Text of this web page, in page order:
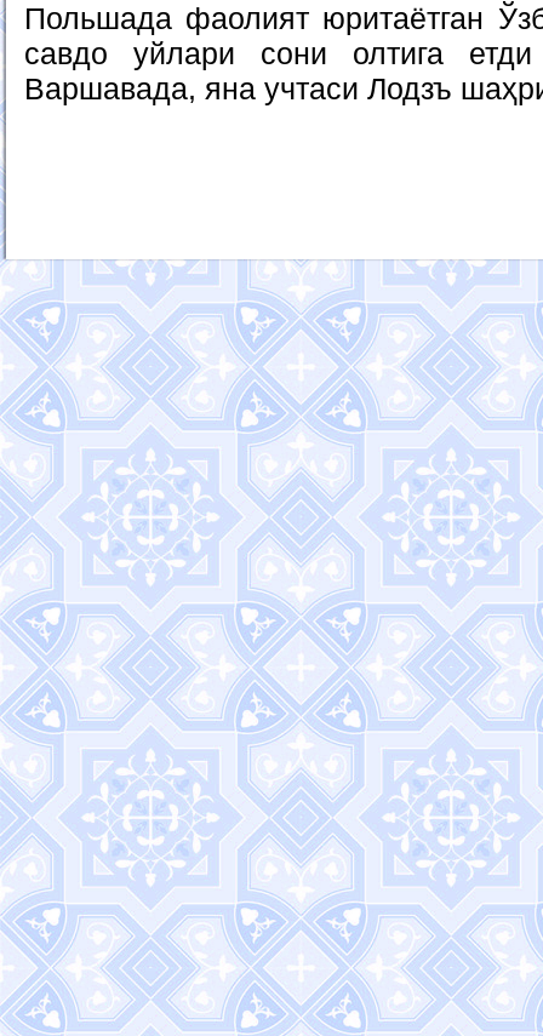
Польшада фаолият юритаётган
савдо уйлари сони олтига
Варшавада, яна учтаси Лодзъ